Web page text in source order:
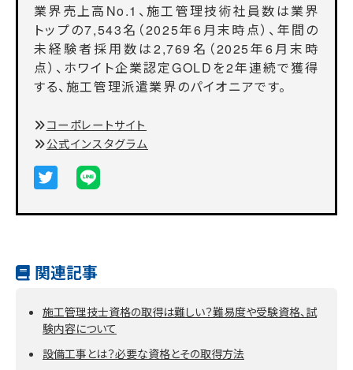
業界売上高No.1、施工管理技術社員数は業界
トップの7,543名（2025年6月末時点）、年間の
未経験者採用数は2,769名（2025年6月末時
点）、ホワイト企業認定GOLDを2年連続で獲得
する、施工管理派遣業界のパイオニアです。
コーポレートサイト
公式インスタグラム
関連記事
施工管理技士資格の取得は難しい？難易度や受験資格、試
験内容について
設備工事とは？必要な資格とその取得方法